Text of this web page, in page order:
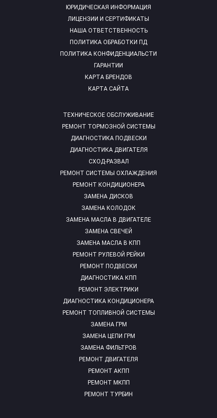
ТЕХНИЧЕСКОЕ ОБСЛУЖИВАНИЕ
РЕМОНТ ТОРМОЗНОЙ СИСТЕМЫ
ДИАГНОСТИКА ПОДВЕСКИ
ДИАГНОСТИКА ДВИГАТЕЛЯ
СХОД-РАЗВАЛ
РЕМОНТ СИСТЕМЫ ОХЛАЖДЕНИЯ
РЕМОНТ КОНДИЦИОНЕРА
ЗАМЕНА ДИСКОВ
ЗАМЕНА КОЛОДОК
ЗАМЕНА МАСЛА В ДВИГАТЕЛЕ
ЗАМЕНА СВЕЧЕЙ
ЗАМЕНА МАСЛА В КПП
РЕМОНТ РУЛЕВОЙ РЕЙКИ
РЕМОНТ ПОДВЕСКИ
ДИАГНОСТИКА КПП
РЕМОНТ ЭЛЕКТРИКИ
ДИАГНОСТИКА КОНДИЦИОНЕРА
РЕМОНТ ТОПЛИВНОЙ СИСТЕМЫ
ЗАМЕНА ГРМ
ЗАМЕНА ЦЕПИ ГРМ
ЗАМЕНА ФИЛЬТРОВ
РЕМОНТ ДВИГАТЕЛЯ
РЕМОНТ АКПП
РЕМОНТ МКПП
РЕМОНТ ТУРБИН
ЮРИДИЧЕСКАЯ ИНФОРМАЦИЯ
ЛИЦЕНЗИИ И СЕРТИФИКАТЫ
НАША ОТВЕТСТВЕННОСТЬ
ПОЛИТИКА ОБРАБОТКИ ПД
ПОЛИТИКА КОНФИДЕНЦИАЛЬСТИ
ГАРАНТИИ
КАРТА БРЕНДОВ
КАРТА САЙТА